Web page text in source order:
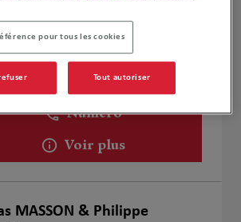
H. & REMAUX V.
Émile Basly
actuellement
sur rdv 08:00 - 18:00
Numéro
Voir plus
MASSON & Philippe
pour tous les cookies
Tout autoriser